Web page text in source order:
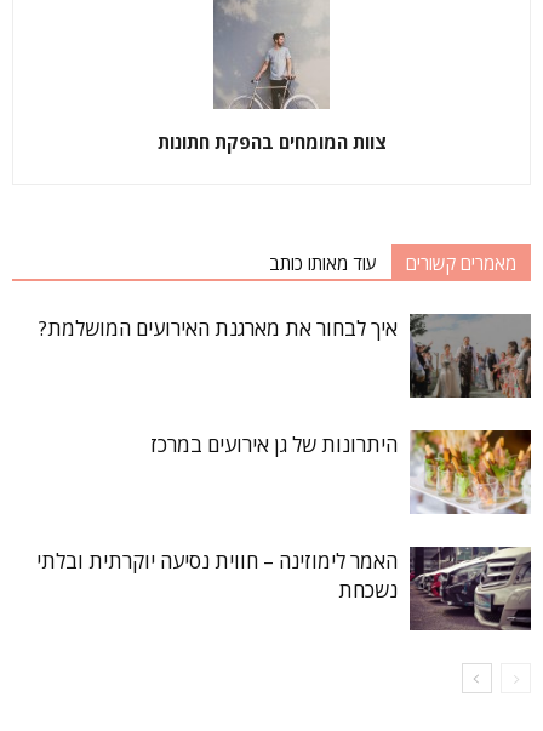
צוות המומחים בהפקת חתונות
מאמרים קשורים עוד מאותו כותב
איך לבחור את מארגנת האירועים המושלמת?
היתרונות של גן אירועים במרכז
האמר לימוזינה – חווית נסיעה יוקרתית ובלתי
נשכחת